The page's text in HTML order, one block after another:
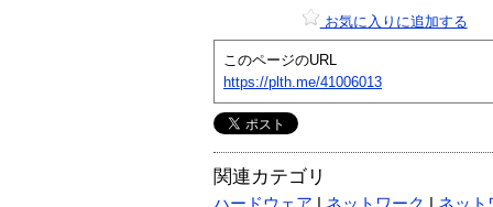
お気に入りに追加する
このページのURL
https://plth.me/41006013
関連カテゴリ
ハードウェア ネットワーク
ネット